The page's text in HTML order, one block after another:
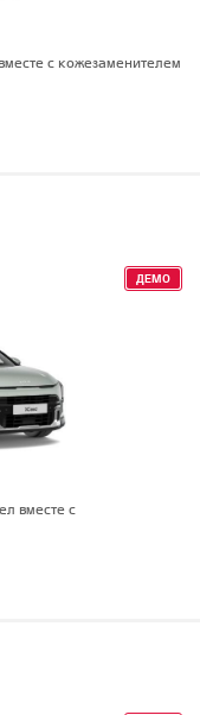
с кожезаменителем
ДЕМО
вместе с